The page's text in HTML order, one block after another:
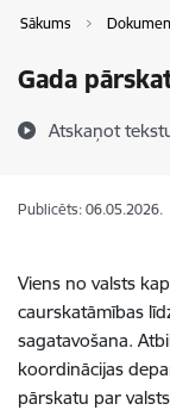
Sākums
Gada
Atskaņot
Publicēts: 06.05.2026.
Viens no valsts
caurskatāmības
sagatavošana.
koordinācijas
pārskatu par